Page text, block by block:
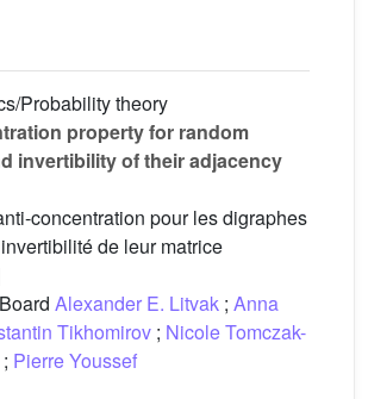
Probability theory
property for random
invertibility of their adjacency
concentration pour les digraphes
de leur matrice
Alexander E. Litvak ; Anna
Tikhomirov ; Nicole Tomczak-
; Pierre Youssef